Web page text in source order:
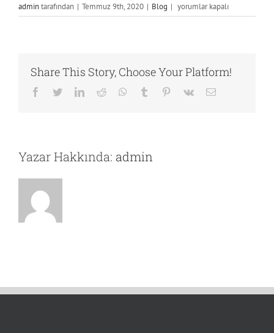
admintarafından | Temmuz 9th, 2020 | Blog | Kıbrıs
Güvenlik
yorumlar kapalı
Share This Story, Choose Your Platform!
Facebook
TwitterLinkedIn
Reddit Whatsapp
Tumblr Pinterest
Vk Email
Yazar Hakkında: admin